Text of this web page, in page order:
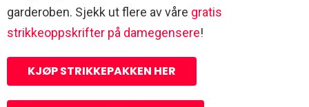
garderoben. Sjekk ut flere av våre gratis
strikkeoppskrifter på damegensere!
KJØP STRIKKEPAKKEN HER